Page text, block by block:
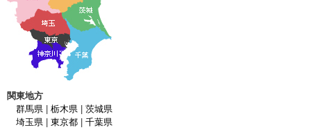
関東地方
群馬県 | 栃木県 | 茨城県
埼玉県 | 東京都 | 千葉県